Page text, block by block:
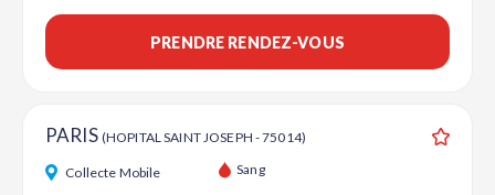
PRENDRE RENDEZ-VOUS
PARIS (HOPITAL SAINT JOSEPH - 75014)
Collecte Mobile Sang